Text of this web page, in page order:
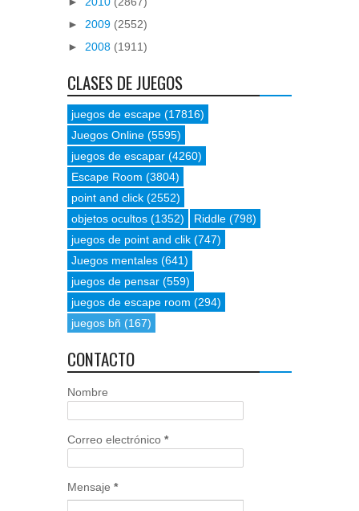
► 2009 (2552)
► 2008 (1911)
CLASES DE JUEGOS
juegos de escape (17816)
Juegos Online (5595)
juegos de escapar (4260)
Escape Room (3804)
point and click (2552)
objetos ocultos (1352) Riddle (798)
juegos de point and clik (747)
Juegos mentales (641)
juegos de pensar (559)
juegos de escape room (294)
juegos bñ (167)
CONTACTO
Nombre
Correo electrónico *
Mensaje *